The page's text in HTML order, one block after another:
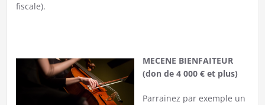
fiscale).
MECENE BIENFAITEUR
(don de 4 000 € et plus)
Parrainez par exemple un